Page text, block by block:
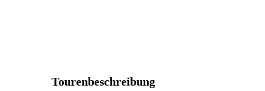
Tourenbeschreibung